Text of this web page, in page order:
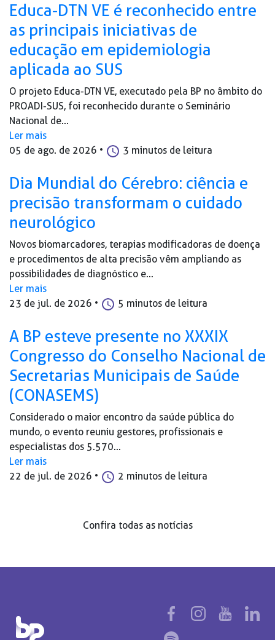
Educa-DTN VE é reconhecido entre
as principais iniciativas de
educação em epidemiologia
aplicada ao SUS
O projeto Educa-DTN VE, executado pela BP no âmbito do
PROADI-SUS, foi reconhecido durante o Seminário
Nacional de...
Ler mais
05 de ago. de 2026 • 3 minutos de leitura
Dia Mundial do Cérebro: ciência e
precisão transformam o cuidado
neurológico
Novos biomarcadores, terapias modificadoras de doença
e procedimentos de alta precisão vêm ampliando as
possibilidades de diagnóstico e...
Ler mais
23 de jul. de 2026 • 5 minutos de leitura
A BP esteve presente no XXXIX
Congresso do Conselho Nacional de
Secretarias Municipais de Saúde
(CONASEMS)
Considerado o maior encontro da saúde pública do
mundo, o evento reuniu gestores, profissionais e
especialistas dos 5.570...
Ler mais
22 de jul. de 2026 • 2 minutos de leitura
Confira todas as notícias